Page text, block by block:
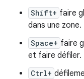
Shift+ faire
dans une zone.
Space+ faire
et faire défiler.
Ctrl+